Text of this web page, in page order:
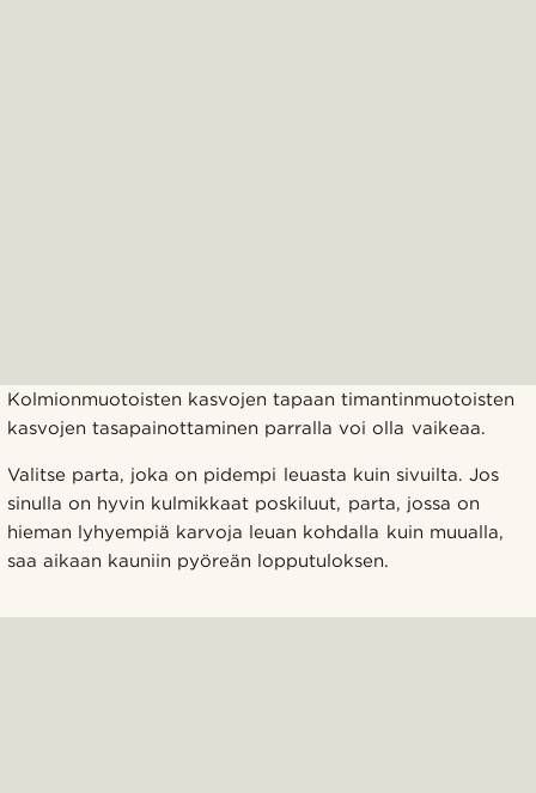
Kolmionmuotoisten kasvojen tapaan timantinmuotoisten
kasvojen tasapainottaminen parralla voi olla vaikeaa.
Valitse parta, joka on pidempi leuasta kuin sivuilta. Jos
sinulla on hyvin kulmikkaat poskiluut, parta, jossa on
hieman lyhyempiä karvoja leuan kohdalla kuin muualla,
saa aikaan kauniin pyöreän lopputuloksen.